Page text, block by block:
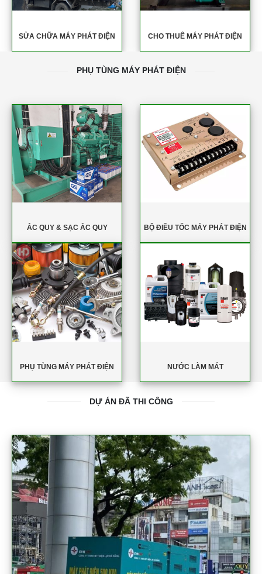
SỬA CHỮA MÁY PHÁT ĐIỆN CHO THUÊ MÁY PHÁT ĐIỆN
PHỤ TÙNG MÁY PHÁT ĐIỆN
ẮC QUY & SẠC ẮC QUY BỘ ĐIỀU TỐC MÁY PHÁT ĐIỆN
PHỤ TÙNG MÁY PHÁT ĐIỆN NƯỚC LÀM MÁT
DỰ ÁN ĐÃ THI CÔNG